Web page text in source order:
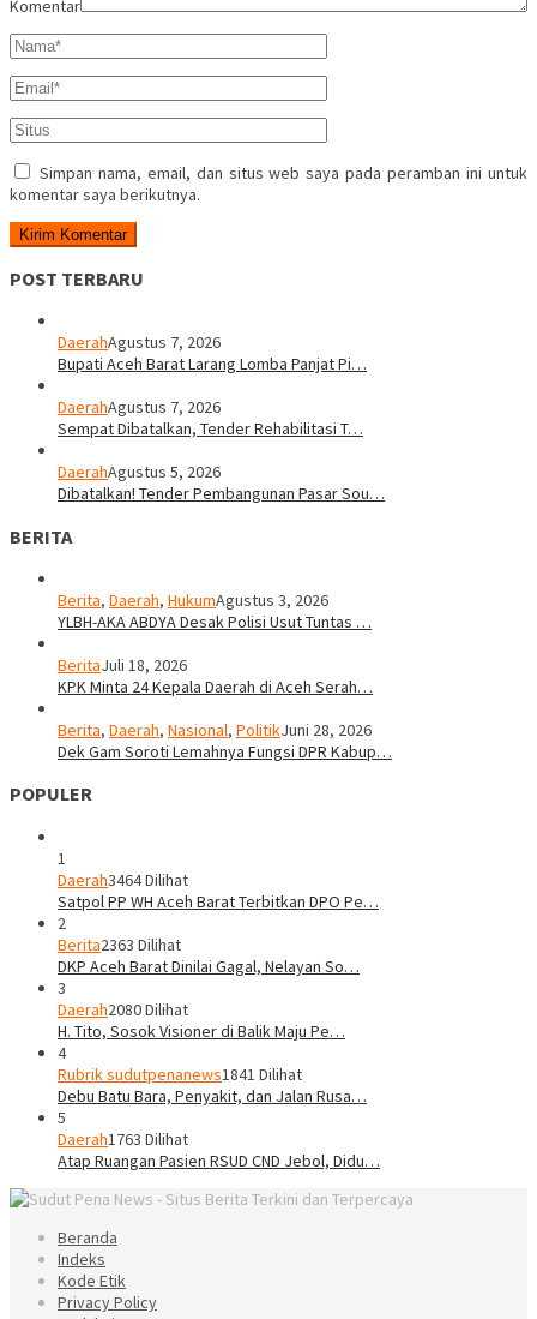
Komentar
Simpan nama, email, dan situs web saya pada peramban ini untuk
komentar saya berikutnya.
POST TERBARU
DaerahAgustus 7, 2026
Bupati Aceh Barat Larang Lomba Panjat Pi…
DaerahAgustus 7, 2026
Sempat Dibatalkan, Tender Rehabilitasi T…
DaerahAgustus 5, 2026
Dibatalkan! Tender Pembangunan Pasar Sou…
BERITA
Berita, Daerah, HukumAgustus 3, 2026
YLBH-AKA ABDYA Desak Polisi Usut Tuntas …
BeritaJuli 18, 2026
KPK Minta 24 Kepala Daerah di Aceh Serah…
Berita, Daerah, Nasional, PolitikJuni 28, 2026
Dek Gam Soroti Lemahnya Fungsi DPR Kabup…
POPULER
1
Daerah3464 Dilihat
Satpol PP WH Aceh Barat Terbitkan DPO Pe…
2
Berita2363 Dilihat
DKP Aceh Barat Dinilai Gagal, Nelayan So…
3
Daerah2080 Dilihat
H. Tito, Sosok Visioner di Balik Maju Pe…
4
Rubrik sudutpenanews1841 Dilihat
Debu Batu Bara, Penyakit, dan Jalan Rusa…
5
Daerah1763 Dilihat
Atap Ruangan Pasien RSUD CND Jebol, Didu…
Beranda
Indeks
Kode Etik
Privacy Policy